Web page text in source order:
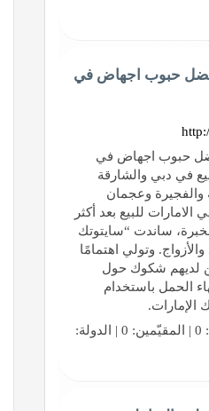
حبوب اجهاض في
حبوب اجهاض في
في دبي والشارقة
والفجيرة وعجمان
للبيع بعد أكثر
ساندت “سايتوتك
والأزواج. وتولي اهتمامًا
لديهم شكوك حول
الحمل باستخدام
الإمارات.